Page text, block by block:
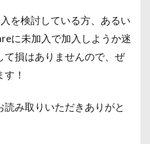
を検討している方、あるい
に未加入で加入しようか迷
て損はありませんので、ぜ
！
み取りいただきありがと